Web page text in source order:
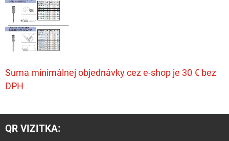
Suma minimálnej objednávky cez e-shop je 30 € bez
DPH
QR VIZITKA: